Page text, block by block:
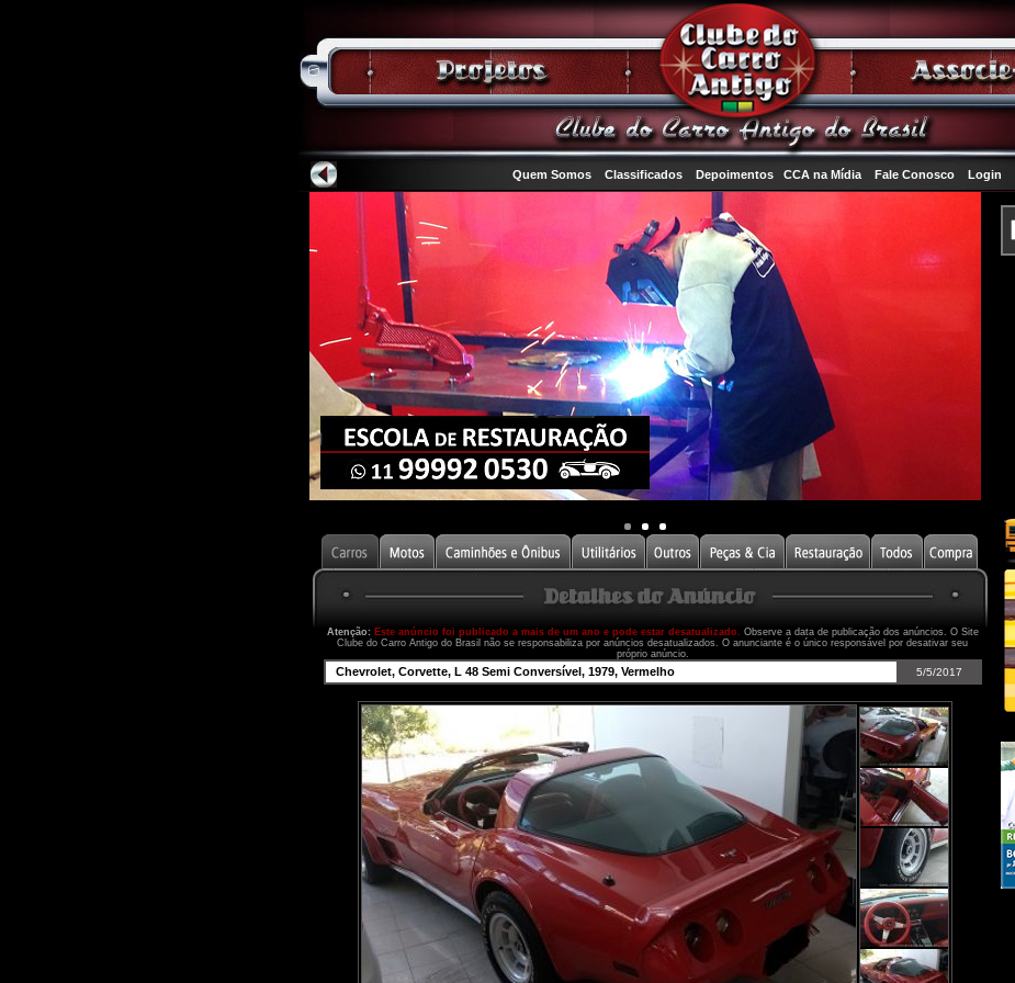
Quem Somos Classificados Depoimentos CCA na Mídia Fale Conosco Login
Atenção: Este anúncio foi publicado a mais de um ano e pode estar desatualizado. Observe a data de publicação dos anúncios. O Site
Clube do Carro Antigo do Brasil não se responsabiliza por anúncios desatualizados. O anunciante é o único responsável por desativar seu
próprio anúncio.
Chevrolet, Corvette, L 48 Semi Conversível, 1979, Vermelho 5/5/2017